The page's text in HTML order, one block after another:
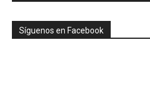
Síguenos en Facebook